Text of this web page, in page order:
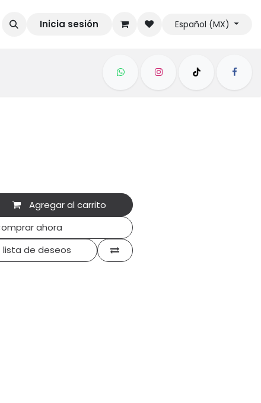
Inicia sesión Español (MX)
Agregar al carrito
ahora
lista de deseos